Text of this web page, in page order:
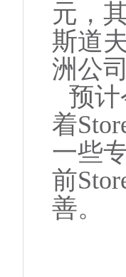
元，
斯道
洲公
预
着
一些
前
善。